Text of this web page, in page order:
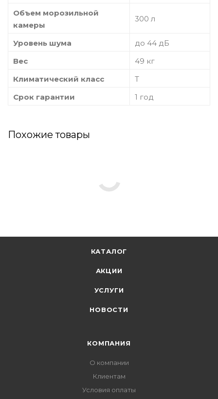
Объем морозильной
камеры
300 л
Уровень шума
до 44 дБ
Вес
49 кг
Климатический класс
T
Срок гарантии
1 год
Похожие товары
КАТАЛОГ
АКЦИИ
УСЛУГИ
НОВОСТИ
КОМПАНИЯ
О компании
Клиентам
Условия оплаты